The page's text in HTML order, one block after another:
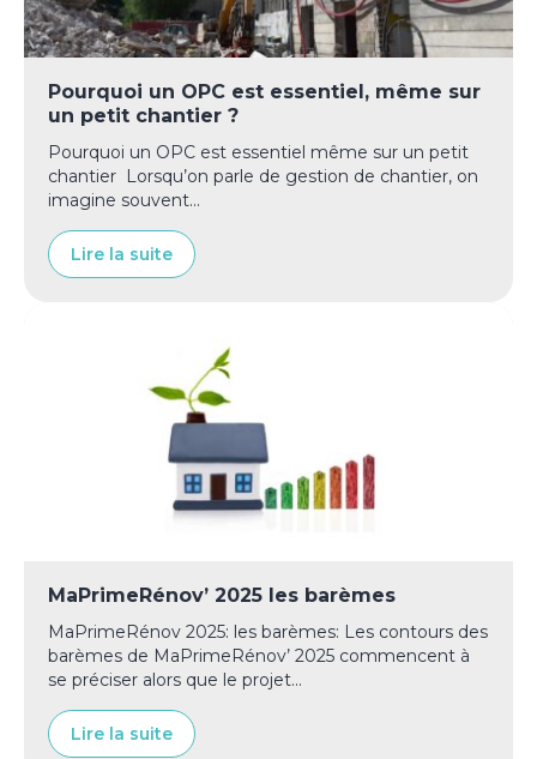
Pourquoi un OPC est essentiel, même sur
un petit chantier ?
Pourquoi un OPC est essentiel même sur un petit
chantier Lorsqu’on parle de gestion de chantier, on
imagine souvent...
Lire la suite
MaPrimeRénov’ 2025 les barèmes
MaPrimeRénov 2025: les barèmes: Les contours des
barèmes de MaPrimeRénov’ 2025 commencent à
se préciser alors que le projet...
Lire la suite